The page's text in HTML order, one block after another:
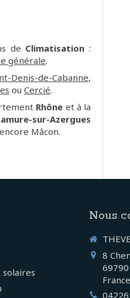
de Climatisation :
générale.
Denis-de-Cabanne,
ouCercié.
Rhône et à la
sur-Azergues
Mâcon.
Nous
8
69790
France